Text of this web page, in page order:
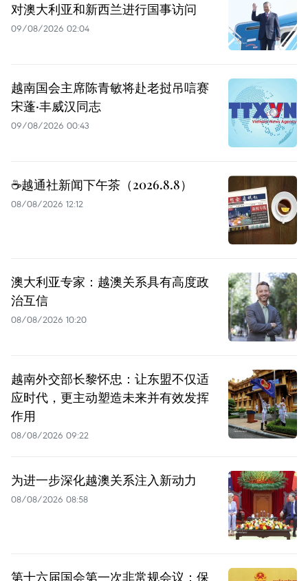
对澳大利亚和新西兰进行国事访问
09/08/2026 02:04
越南国会主席陈青敏将赴老挝吊唁赛
宋蓬·丰威汉同志
09/08/2026 00:43
☕️越通社新闻下午茶（2026.8.8）
08/08/2026 12:12
澳大利亚专家：越澳关系具有高度政
治互信
08/08/2026 10:20
越南外交部长黎怀忠：让东盟不仅适
应时代，更主动塑造未来并有效发挥
作用
08/08/2026 09:22
为进一步深化越澳关系注入新动力
08/08/2026 08:58
第十六届国会第一次非常规会议：保